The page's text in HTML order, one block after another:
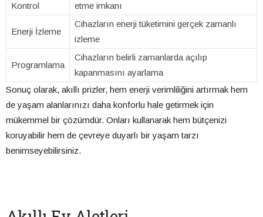
Kontrol
etme imkanı
Enerji İzleme
Cihazların enerji tüketimini gerçek zamanlı
izleme
Programlama
Cihazların belirli zamanlarda açılıp
kapanmasını ayarlama
Sonuç olarak, akıllı prizler, hem enerji verimliliğini artırmak hem
de yaşam alanlarınızı daha konforlu hale getirmek için
mükemmel bir çözümdür. Onları kullanarak hem bütçenizi
koruyabilir hem de çevreye duyarlı bir yaşam tarzı
benimseyebilirsiniz.